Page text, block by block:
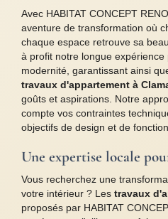
Avec HABITAT CONCEPT
aventure de transformation où
chaque espace retrouve sa
à profit notre longue
modernité, garantissant ainsi
travaux d'appartement à
goûts et aspirations. Notre
compte vos contraintes
objectifs de design et de
Une expertise locale
Vous recherchez une
votre intérieur ? Les travaux
proposés par HABITAT